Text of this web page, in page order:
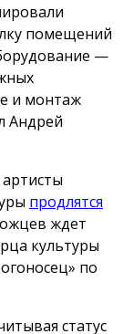
помещений
—
и монтаж
Андрей
продлятся
ждет
культуры
по
статус